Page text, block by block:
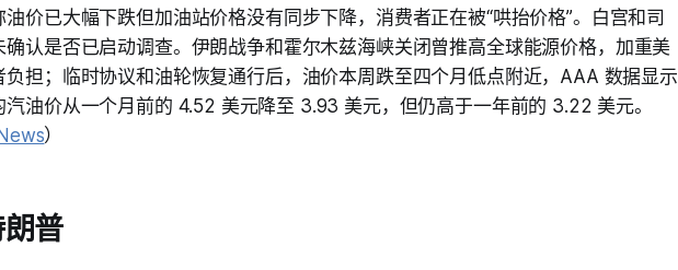
油价已大幅下跌但加油站价格没有同步下降，消费者正在被“哄抬价格”。白宫和司
确认是否已启动调查。伊朗战争和霍尔木兹海峡关闭曾推高全球能源价格，加重美
负担；临时协议和油轮恢复通行后，油价本周跌至四个月低点附近，AAA 数据显示
汽油价从一个月前的 4.52 美元降至 3.93 美元，但仍高于一年前的 3.22 美元。
）
普